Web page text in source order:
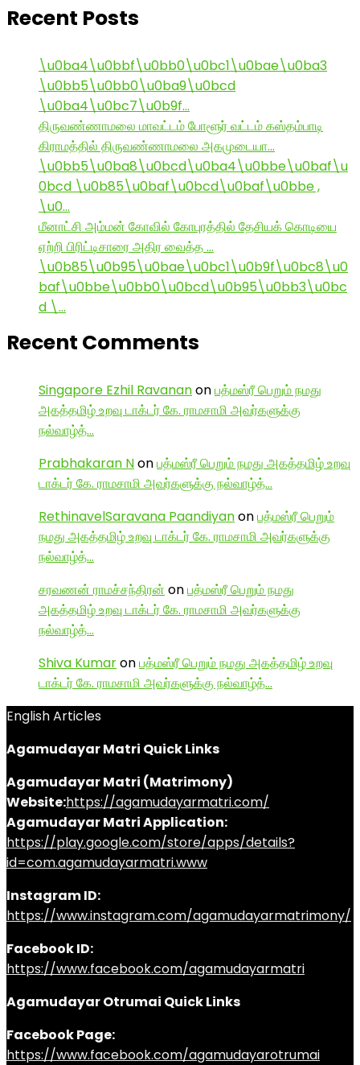
Recent Posts
\u0ba4\u0bbf\u0bb0\u0bc1\u0bae\u0ba3
\u0bb5\u0bb0\u0ba9\u0bcd
\u0ba4\u0bc7\u0b9f…
திருவண்ணாமலை மாவட்டம் போளூர் வட்டம் கஸ்தம்பாடி
கிராமத்தில் திருவண்ணாமலை அகமுடையா…
\u0bb5\u0ba8\u0bcd\u0ba4\u0bbe\u0baf\u
0bcd \u0b85\u0baf\u0bcd\u0baf\u0bbe ,
\u0…
மீனாட்சி அம்மன் கோவில் கோபுரத்தில் தேசியக் கொடியை
ஏற்றி பிரிட்டிசாரை அதிர வைத்த …
\u0b85\u0b95\u0bae\u0bc1\u0b9f\u0bc8\u0
baf\u0bbe\u0bb0\u0bcd\u0b95\u0bb3\u0bc
d \…
Recent Comments
Singapore Ezhil Ravananonபத்மஸ்ரீ பெறும் நமது
அகத்தமிழ் உறவு டாக்டர் கே. ராமசாமி அவர்களுக்கு
நல்வாழ்த்…
Prabhakaran Nonபத்மஸ்ரீ பெறும் நமது அகத்தமிழ் உறவு
டாக்டர் கே. ராமசாமி அவர்களுக்கு நல்வாழ்த்…
RethinavelSaravana Paandiyanonபத்மஸ்ரீ பெறும்
நமது அகத்தமிழ் உறவு டாக்டர் கே. ராமசாமி அவர்களுக்கு
நல்வாழ்த்…
சரவணன் ராமச்சந்திரன் onபத்மஸ்ரீ பெறும் நமது
அகத்தமிழ் உறவு டாக்டர் கே. ராமசாமி அவர்களுக்கு
நல்வாழ்த்…
Shiva Kumaronபத்மஸ்ரீ பெறும் நமது அகத்தமிழ் உறவு
டாக்டர் கே. ராமசாமி அவர்களுக்கு நல்வாழ்த்…
English Articles
Agamudayar Matri Quick Links
Agamudayar Matri (Matrimony)
Website:https://agamudayarmatri.com/
Agamudayar Matri Application:
https://play.google.com/store/apps/details?
id=com.agamudayarmatri.www
Instagram ID:
https://www.instagram.com/agamudayarmatrimony/
Facebook ID:
https://www.facebook.com/agamudayarmatri
Agamudayar Otrumai Quick Links
Facebook Page:
https://www.facebook.com/agamudayarotrumai